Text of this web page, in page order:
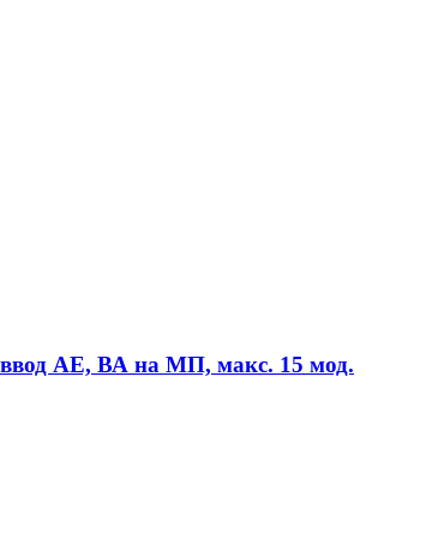
ввод АЕ, ВА на МП, макс. 15 мод.